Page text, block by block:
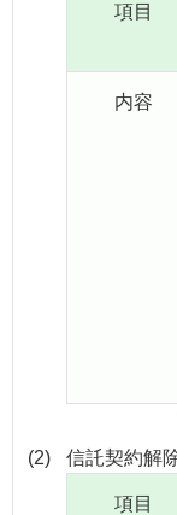
項目
内容
(2) 信託契約解
項目